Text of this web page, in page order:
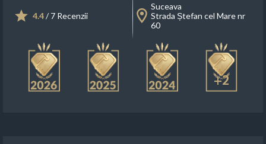
4.4/ 7 Recenzii
Suceava
Strada Ștefan cel Mare nr
60
+2